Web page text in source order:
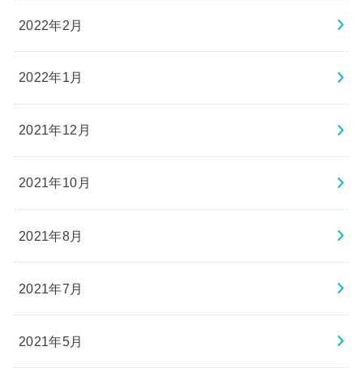
2022年2月
2022年1月
2021年12月
2021年10月
2021年8月
2021年7月
2021年5月